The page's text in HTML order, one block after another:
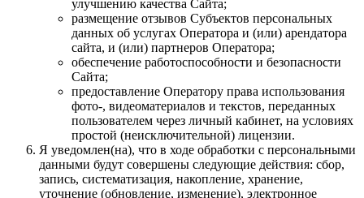
улучшению качества Сайта;
размещение отзывов Субъектов персональных
данных об услугах Оператора и (или) арендатора
сайта, и (или) партнеров Оператора;
обеспечение работоспособности и безопасности
Сайта;
предоставление Оператору права использования
фото-, видеоматериалов и текстов, переданных
пользователем через личный кабинет, на условиях
простой (неисключительной) лицензии.
Я уведомлен(на), что в ходе обработки с персональными
данными будут совершены следующие действия: сбор,
запись, систематизация, накопление, хранение,
уточнение (обновление, изменение), электронное